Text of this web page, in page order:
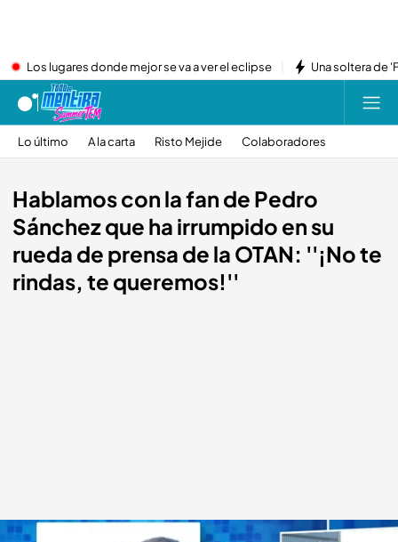
Los lugares donde mejor se va a ver el eclipse Una soltera de
Lo último A la carta Risto Mejide Colaboradores
Hablamos con la fan de Pedro
Sánchez que ha irrumpido en su
rueda de prensa de la OTAN: ''¡No te
rindas, te queremos!''
Conectamos en directo con Paulina Kuwatu